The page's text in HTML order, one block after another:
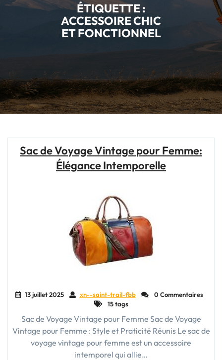
ÉTIQUETTE :
ACCESSOIRE CHIC
ET FONCTIONNEL
Sac de Voyage Vintage pour Femme:
Élégance Intemporelle
13 juillet 2025 xn--saint-trail-fbb
0 Commentaires
15 tags
Sac de Voyage Vintage pour Femme Sac de Voyage
Vintage pour Femme : Style et Praticité Réunis Le sac de
voyage vintage pour femme est un accessoire
intemporel qui allie…